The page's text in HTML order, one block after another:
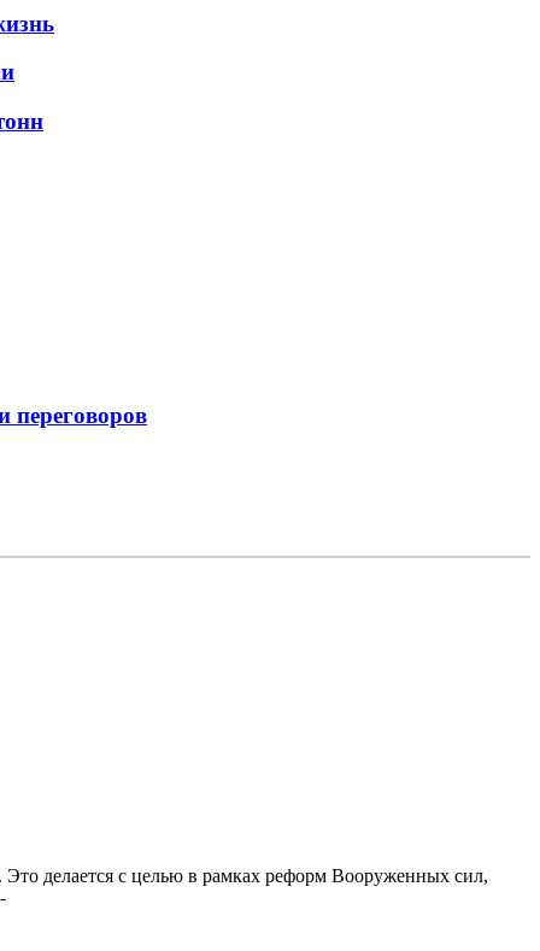
переговоров
делается с целью в рамках реформ Вооруженных сил,